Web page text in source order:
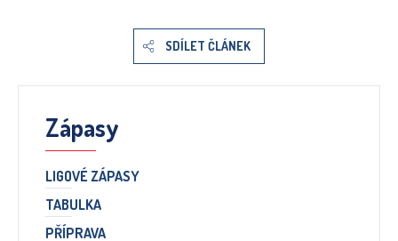
SDÍLET ČLÁNEK
Zápasy
LIGOVÉ ZÁPASY
TABULKA
PŘÍPRAVA